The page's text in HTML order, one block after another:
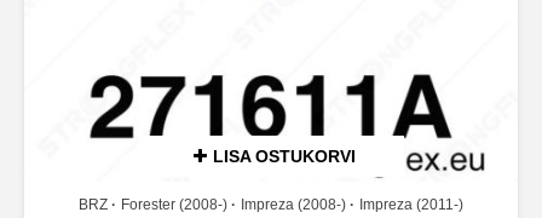
LISA OSTUKORVI
BRZ Forester (2008-) Impreza (2008-) Impreza (2011-)